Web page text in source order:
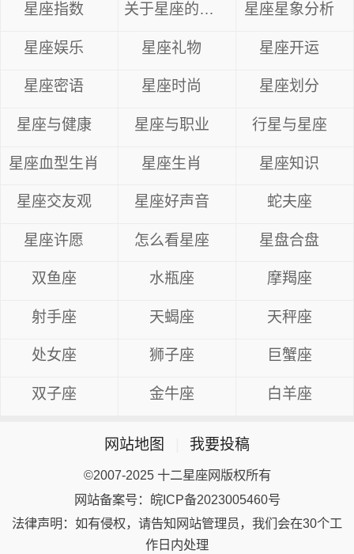
星座指数 关于星座的资料 星座星象分析
星座娱乐 星座礼物 星座开运
星座密语 星座时尚 星座划分
星座与健康 星座与职业 行星与星座
星座血型生肖 星座生肖 星座知识
星座交友观 星座好声音 蛇夫座
星座许愿 怎么看星座 星盘合盘
双鱼座 水瓶座 摩羯座
射手座 天蝎座 天秤座
处女座 狮子座 巨蟹座
双子座 金牛座 白羊座
网站地图 我要投稿
©2007-2025 十二星座网版权所有
网站备案号：皖ICP备2023005460号
法律声明：如有侵权，请告知网站管理员，我们会在30个工
作日内处理